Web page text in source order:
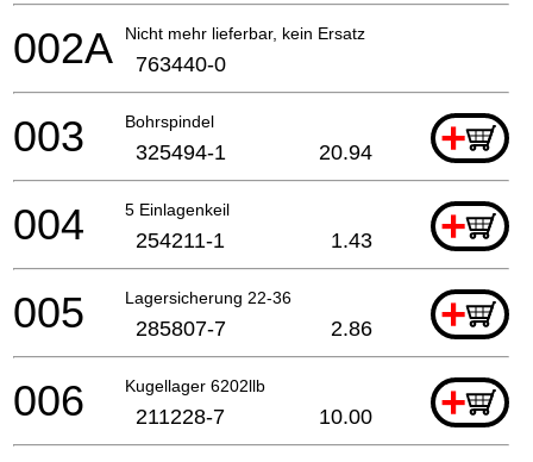
Nicht mehr lieferbar, kein Ersatz
002A 763440-0
Bohrspindel +
003 325494-1 20.94
5 Einlagenkeil +
004 254211-1 1.43
Lagersicherung 22-36 +
005 285807-7 2.86
Kugellager 6202llb +
006 211228-7 10.00